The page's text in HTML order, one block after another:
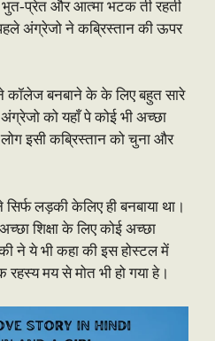
भुत-प्रेत और आत्मा भटक ती रहती
अंग्रेजो ने कब्रिस्तान की ऊपर
बनबाने के के लिए बहुत सारे
को यहाँ पे कोई भी अच्छा
इसी कब्रिस्तान को चुना और
लड़की केलिए ही बनबाया था।
शिक्षा के लिए कोई अच्छा
ने ये भी कहा की इस होस्टल में
मय से मोत भी हो गया हे।